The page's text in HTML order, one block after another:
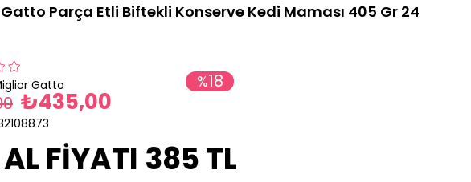
Parça Etli Biftekli Konserve Kedi Maması 405 Gr 24
Gatto %18
₺435,00
AL FİYATI 385 TL